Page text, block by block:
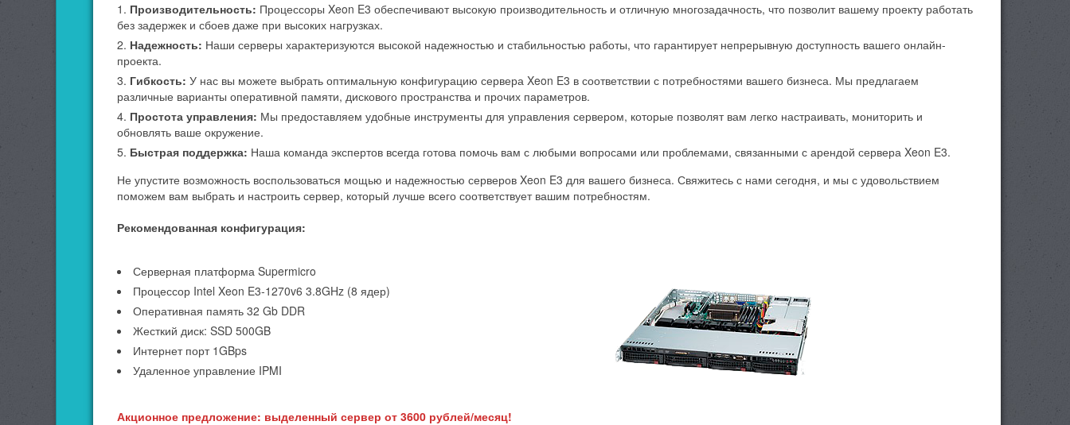
Производительность: Процессоры Xeon E3 обеспечивают высокую производительность и отличную многозадачность, что позволит вашему проекту работать
без задержек и сбоев даже при высоких нагрузках.
Надежность: Наши серверы характеризуются высокой надежностью и стабильностью работы, что гарантирует непрерывную доступность вашего онлайн-
проекта.
Гибкость: У нас вы можете выбрать оптимальную конфигурацию сервера Xeon E3 в соответствии с потребностями вашего бизнеса. Мы предлагаем
различные варианты оперативной памяти, дискового пространства и прочих параметров.
Простота управления: Мы предоставляем удобные инструменты для управления сервером, которые позволят вам легко настраивать, мониторить и
обновлять ваше окружение.
Быстрая поддержка: Наша команда экспертов всегда готова помочь вам с любыми вопросами или проблемами, связанными с арендой сервера Xeon E3.
Не упустите возможность воспользоваться мощью и надежностью серверов Xeon E3 для вашего бизнеса. Свяжитесь с нами сегодня, и мы с удовольствием
поможем вам выбрать и настроить сервер, который лучше всего соответствует вашим потребностям.
Рекомендованная конфигурация:
Серверная платформа Supermicro
Процессор Intel Xeon E3-1270v6 3.8GHz (8 ядер)
Оперативная память 32 Gb DDR
Жесткий диск: SSD 500GB
Интернет порт 1GBps
Удаленное управление IPMI
Акционное предложение: выделенный сервер от 3600 рублей/месяц!